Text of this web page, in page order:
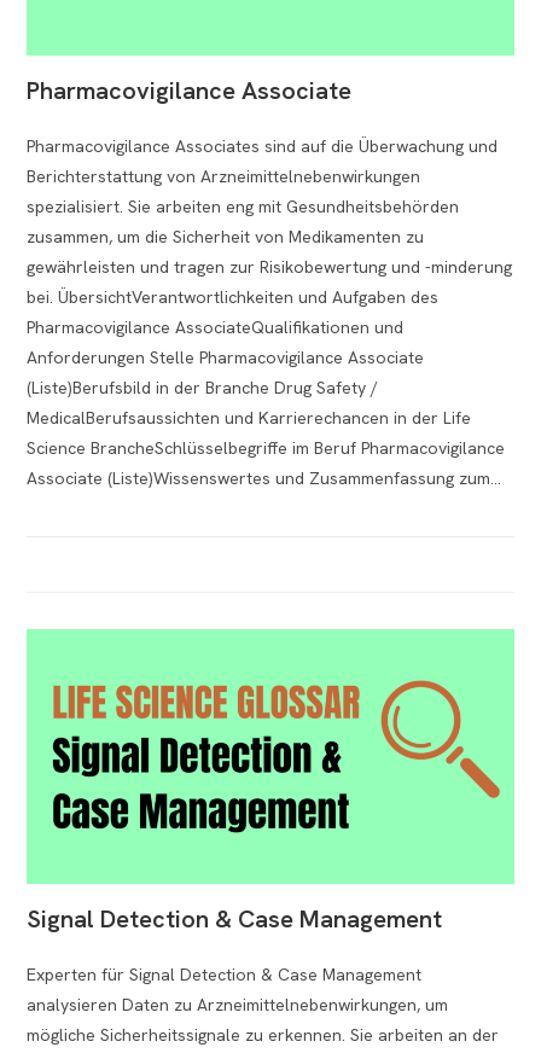
Pharmacovigilance Associate
Pharmacovigilance Associates sind auf die Überwachung und
Berichterstattung von Arzneimittelnebenwirkungen
spezialisiert. Sie arbeiten eng mit Gesundheitsbehörden
zusammen, um die Sicherheit von Medikamenten zu
gewährleisten und tragen zur Risikobewertung und -minderung
bei. ÜbersichtVerantwortlichkeiten und Aufgaben des
Pharmacovigilance AssociateQualifikationen und
Anforderungen Stelle Pharmacovigilance Associate
(Liste)Berufsbild in der Branche Drug Safety /
MedicalBerufsaussichten und Karrierechancen in der Life
Science BrancheSchlüsselbegriffe im Beruf Pharmacovigilance
Associate (Liste)Wissenswertes und Zusammenfassung zum…
Signal Detection & Case Management
Experten für Signal Detection & Case Management
analysieren Daten zu Arzneimittelnebenwirkungen, um
mögliche Sicherheitssignale zu erkennen. Sie arbeiten an der